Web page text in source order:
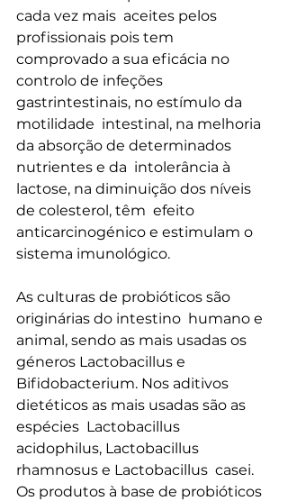
cada vez mais  aceites pelos
profissionais pois tem
comprovado a sua eficácia no
controlo de infeções
gastrintestinais, no estímulo da
motilidade  intestinal, na melhoria
da absorção de determinados
nutrientes e da  intolerância à
lactose, na diminuição dos níveis
de colesterol, têm  efeito
anticarcinogénico e estimulam o
sistema imunológico.
As culturas de probióticos são
originárias do intestino  humano e
animal, sendo as mais usadas os
géneros Lactobacillus e
Bifidobacterium. Nos aditivos
dietéticos as mais usadas são as
espécies  Lactobacillus
acidophilus, Lactobacillus
rhamnosus e Lactobacillus  casei.
Os produtos à base de probióticos